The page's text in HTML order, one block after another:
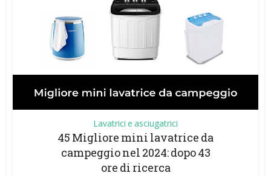
Lavatrici e asciugatrici
45 Migliore mini lavatrice da
campeggio nel 2024: dopo 43
ore di ricerca